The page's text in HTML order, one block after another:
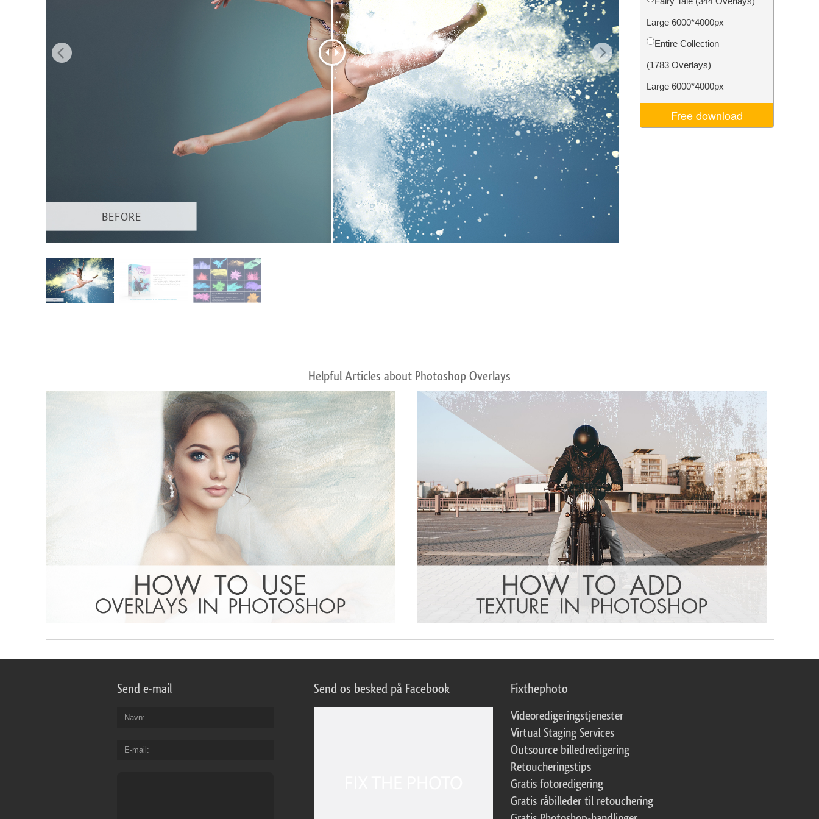
Produktfotoredigering Fotoredigering af smykker AI-træningsdata Video Editing Services
Large 6000*4000px
Entire Collection
(1783 Overlays)
Large 6000*4000px
Free download
Helpful Articles about Photoshop Overlays
Send e-mail
Navn
E-mail
Send os besked på Facebook Fixthephoto
Videoredigeringstjenester
Virtual Staging Services
Outsource billedredigering
Retoucheringstips
Gratis fotoredigering
Gratis råbilleder til retouchering